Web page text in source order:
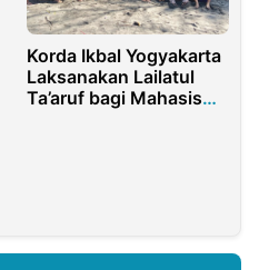
Korda Ikbal Yogyakarta
Laksanakan Lailatul
Ta’aruf bagi Mahasiswa